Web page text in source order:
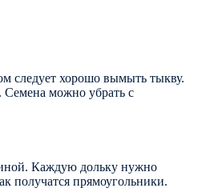
следует хорошо вымыть тыкву.
Семена можно убрать с
Каждую дольку нужно
получатся прямоугольники.